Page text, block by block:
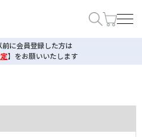
に会員登録した方は
】 をお願いいたします